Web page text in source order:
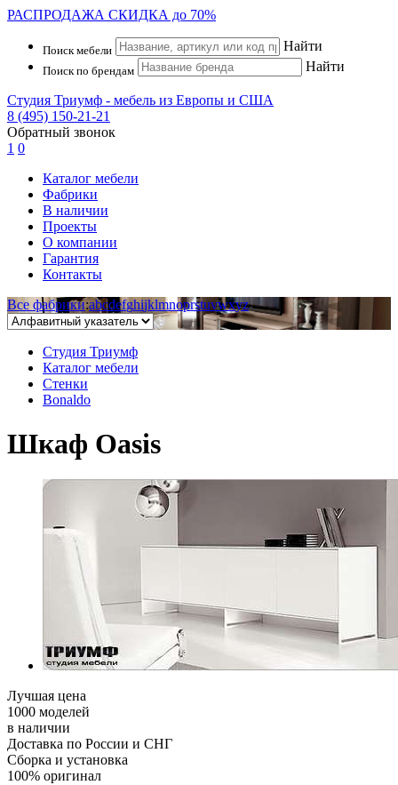
РАСПРОДАЖА СКИДКА до 70%
Поиск мебели Найти
Поиск по брендам Найти
Студия Триумф - мебель из Европы и США
8 (495) 150-21-21
Обратный звонок
1 0
Каталог мебели
Фабрики
В наличии
Проекты
О компании
Гарантия
Контакты
Все фабрики:abcdefghijklmnoprstuvwxyz
Студия Триумф
Каталог мебели
Стенки
Bonaldo
Шкаф Oasis
Лучшая цена
1000 моделей
в наличии
Доставка по России и СНГ
Сборка и установка
100% оригинал